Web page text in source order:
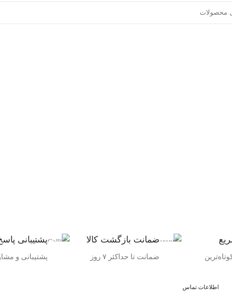
ضمانت بازگشت کالا
ضمانت تا حداکثر ۷ روز
پشتیبانی
پشتیبانی و
اطلاعات تماس